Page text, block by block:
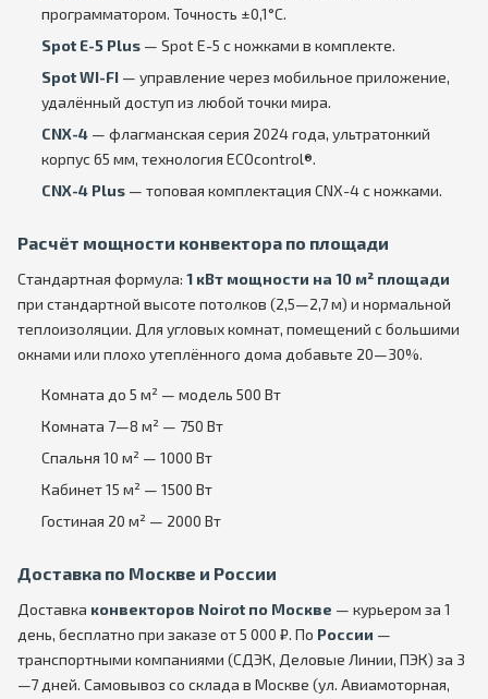
программатором. Точность ±0,1°C.
Spot E-5 Plus — Spot E-5 с ножками в комплекте.
Spot WI-FI — управление через мобильное приложение,
удалённый доступ из любой точки мира.
CNX-4 — флагманская серия 2024 года, ультратонкий
корпус 65 мм, технология ECOcontrol®.
CNX-4 Plus — топовая комплектация CNX-4 с ножками.
Расчёт мощности конвектора по площади
Стандартная формула: 1 кВт мощности на 10 м² площади
при стандартной высоте потолков (2,5—2,7 м) и нормальной
теплоизоляции. Для угловых комнат, помещений с большими
окнами или плохо утеплённого дома добавьте 20—30%.
Комната до 5 м² — модель 500 Вт
Комната 7—8 м² — 750 Вт
Спальня 10 м² — 1000 Вт
Кабинет 15 м² — 1500 Вт
Гостиная 20 м² — 2000 Вт
Доставка по Москве и России
Доставка конвекторов Noirot по Москве — курьером за 1
день, бесплатно при заказе от 5 000 ₽. По России —
транспортными компаниями (СДЭК, Деловые Линии, ПЭК) за 3
—7 дней. Самовывоз со склада в Москве (ул. Авиамоторная,